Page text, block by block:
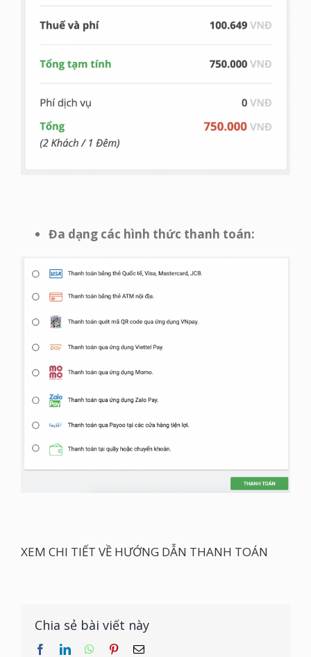
Đa dạng các hình thức thanh toán:
XEM CHI TIẾT VỀ HƯỚNG DẪN THANH TOÁN
Chia sẻ bài viết này
facebooklinkedinwhatsapppinterestEmail